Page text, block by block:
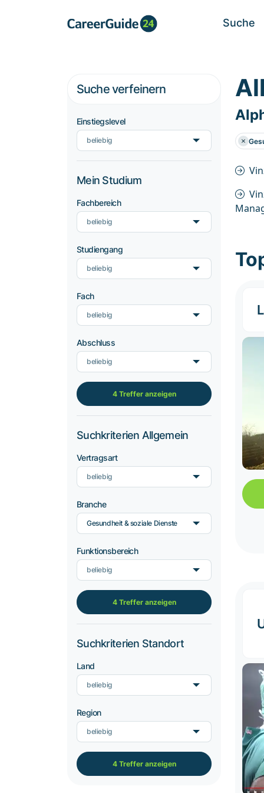
Suche
Suche verfeinern
Einstiegslevel
beliebig
Mein Studium
Fachbereich
beliebig
Studiengang
beliebig
Fach
beliebig
Abschluss
beliebig
4 Treffer anzeigen
Suchkriterien Allgemein
Vertragsart
beliebig
Branche
Gesundheit & soziale Dienste
Funktionsbereich
beliebig
4 Treffer anzeigen
Suchkriterien Standort
Land
beliebig
Region
beliebig
4 Treffer anzeigen